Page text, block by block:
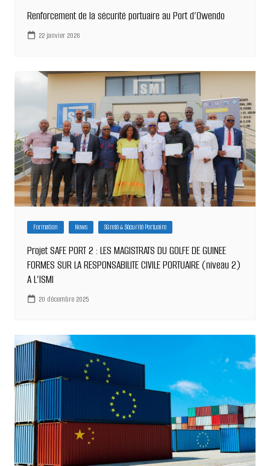
Renforcement de la sécurité portuaire au Port d’Owendo
22 janvier 2026
Formation News Sûreté & Sécurité Portuaire
Projet SAFE PORT 2 : LES MAGISTRATS DU GOLFE DE GUINEE
FORMES SUR LA RESPONSABILITE CIVILE PORTUAIRE (niveau 2)
A L’ISMI
20 décembre 2025